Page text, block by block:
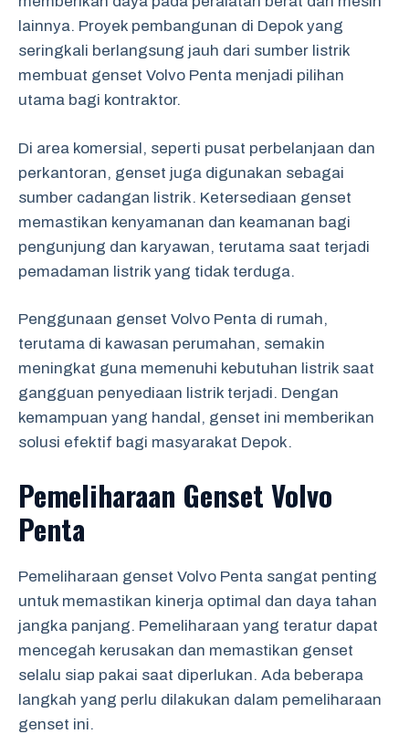
lainnya. Proyek pembangunan di Depok yang
seringkali berlangsung jauh dari sumber listrik
membuat genset Volvo Penta menjadi pilihan
utama bagi kontraktor.
Di area komersial, seperti pusat perbelanjaan dan
perkantoran, genset juga digunakan sebagai
sumber cadangan listrik. Ketersediaan genset
memastikan kenyamanan dan keamanan bagi
pengunjung dan karyawan, terutama saat terjadi
pemadaman listrik yang tidak terduga.
Penggunaan genset Volvo Penta di rumah,
terutama di kawasan perumahan, semakin
meningkat guna memenuhi kebutuhan listrik saat
gangguan penyediaan listrik terjadi. Dengan
kemampuan yang handal, genset ini memberikan
solusi efektif bagi masyarakat Depok.
Pemeliharaan Genset Volvo
Penta
Pemeliharaan genset Volvo Penta sangat penting
untuk memastikan kinerja optimal dan daya tahan
jangka panjang. Pemeliharaan yang teratur dapat
mencegah kerusakan dan memastikan genset
selalu siap pakai saat diperlukan. Ada beberapa
langkah yang perlu dilakukan dalam pemeliharaan
genset ini.